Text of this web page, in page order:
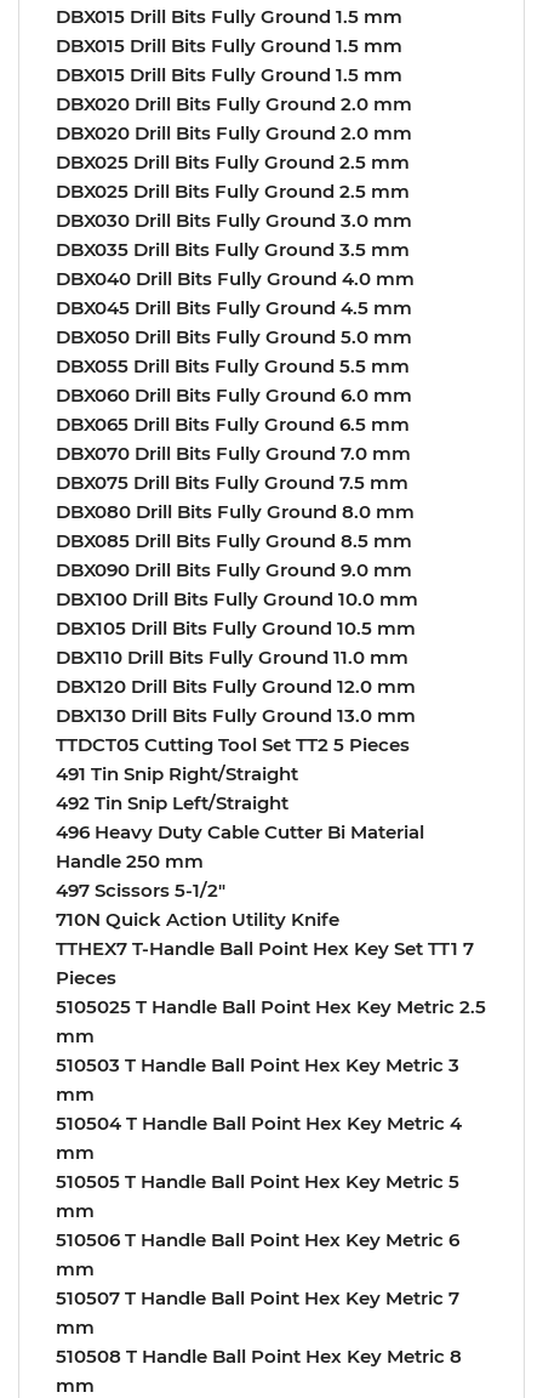
DBX015 Drill Bits Fully Ground 1.5 mm
DBX015 Drill Bits Fully Ground 1.5 mm
DBX015 Drill Bits Fully Ground 1.5 mm
DBX020 Drill Bits Fully Ground 2.0 mm
DBX020 Drill Bits Fully Ground 2.0 mm
DBX025 Drill Bits Fully Ground 2.5 mm
DBX025 Drill Bits Fully Ground 2.5 mm
DBX030 Drill Bits Fully Ground 3.0 mm
DBX035 Drill Bits Fully Ground 3.5 mm
DBX040 Drill Bits Fully Ground 4.0 mm
DBX045 Drill Bits Fully Ground 4.5 mm
DBX050 Drill Bits Fully Ground 5.0 mm
DBX055 Drill Bits Fully Ground 5.5 mm
DBX060 Drill Bits Fully Ground 6.0 mm
DBX065 Drill Bits Fully Ground 6.5 mm
DBX070 Drill Bits Fully Ground 7.0 mm
DBX075 Drill Bits Fully Ground 7.5 mm
DBX080 Drill Bits Fully Ground 8.0 mm
DBX085 Drill Bits Fully Ground 8.5 mm
DBX090 Drill Bits Fully Ground 9.0 mm
DBX100 Drill Bits Fully Ground 10.0 mm
DBX105 Drill Bits Fully Ground 10.5 mm
DBX110 Drill Bits Fully Ground 11.0 mm
DBX120 Drill Bits Fully Ground 12.0 mm
DBX130 Drill Bits Fully Ground 13.0 mm
TTDCT05 Cutting Tool Set TT2 5 Pieces
491 Tin Snip Right/Straight
492 Tin Snip Left/Straight
496 Heavy Duty Cable Cutter Bi Material
Handle 250 mm
497 Scissors 5-1/2″
710N Quick Action Utility Knife
TTHEX7 T-Handle Ball Point Hex Key Set TT1 7
Pieces
5105025 T Handle Ball Point Hex Key Metric 2.5
mm
510503 T Handle Ball Point Hex Key Metric 3
mm
510504 T Handle Ball Point Hex Key Metric 4
mm
510505 T Handle Ball Point Hex Key Metric 5
mm
510506 T Handle Ball Point Hex Key Metric 6
mm
510507 T Handle Ball Point Hex Key Metric 7
mm
510508 T Handle Ball Point Hex Key Metric 8
mm